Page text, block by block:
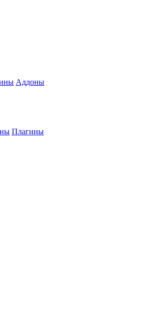
Аддоны
Плагины